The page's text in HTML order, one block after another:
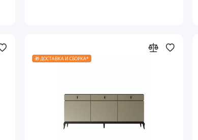
🎁 ДОСТАВКА И СБОРКА*